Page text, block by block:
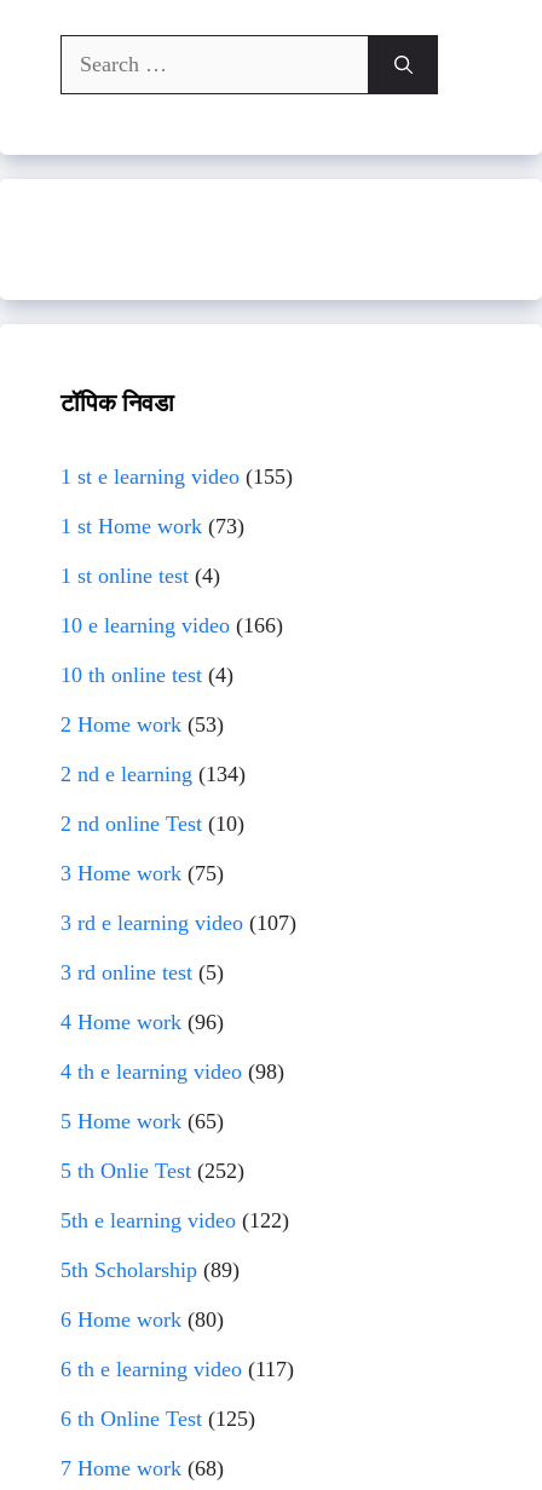
Search
for:
टॉपिक निवडा
1 st e learning video (155)
1 st Home work (73)
1 st online test (4)
10 e learning video (166)
10 th online test (4)
2 Home work (53)
2 nd e learning (134)
2 nd online Test (10)
3 Home work (75)
3 rd e learning video (107)
3 rd online test (5)
4 Home work (96)
4 th e learning video (98)
5 Home work (65)
5 th Onlie Test (252)
5th e learning video (122)
5th Scholarship (89)
6 Home work (80)
6 th e learning video (117)
6 th Online Test (125)
7 Home work (68)